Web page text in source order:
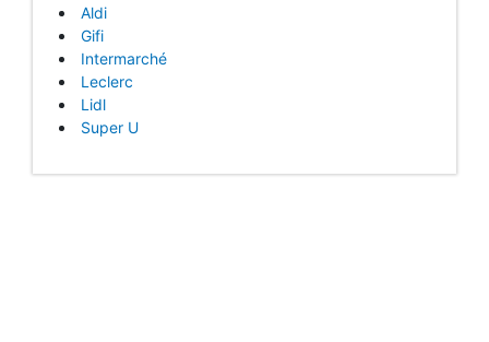
Aldi
Gifi
Intermarché
Leclerc
Lidl
Super U